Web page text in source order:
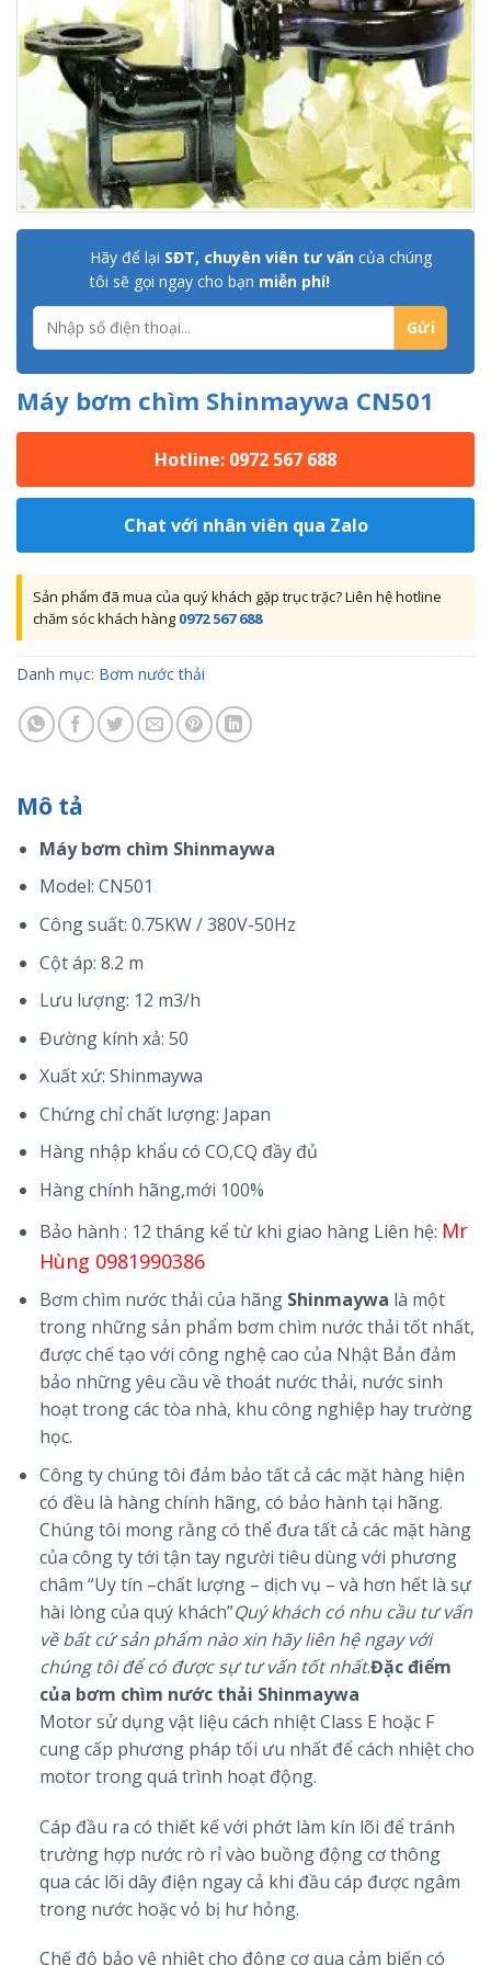
Hãy để lại SĐT, chuyên viên tư vấn của chúng
tôi sẽ gọi ngay cho bạn miễn phí!
Máy bơm chìm Shinmaywa CN501
Hotline: 0972 567 688
Chat với nhân viên qua Zalo
Sản phẩm đã mua của quý khách gặp trục trặc? Liên hệ hotline
chăm sóc khách hàng 0972 567 688
Danh mục: Bơm nước thải
Mô tả
Máy bơm chìm Shinmaywa
Model: CN501
Công suất: 0.75KW / 380V-50Hz
Cột áp: 8.2 m
Lưu lượng: 12 m3/h
Đường kính xả: 50
Xuất xứ: Shinmaywa
Chứng chỉ chất lượng: Japan
Hàng nhập khẩu có CO,CQ đầy đủ
Hàng chính hãng,mới 100%
Bảo hành : 12 tháng kể từ khi giao hàng Liên hệ: Mr
Hùng 0981990386
Bơm chìm nước thải của hãng Shinmaywa là một
trong những sản phẩm bơm chìm nước thải tốt nhất,
được chế tạo với công nghệ cao của Nhật Bản đảm
bảo những yêu cầu về thoát nước thải, nước sinh
hoạt trong các tòa nhà, khu công nghiệp hay trường
học.
Công ty chúng tôi đảm bảo tất cả các mặt hàng hiện
có đều là hàng chính hãng, có bảo hành tại hãng.
Chúng tôi mong rằng có thể đưa tất cả các mặt hàng
của công ty tới tận tay người tiêu dùng với phương
châm “Uy tín –chất lượng – dịch vụ – và hơn hết là sự
hài lòng của quý khách”Quý khách có nhu cầu tư vấn
về bất cứ sản phẩm nào xin hãy liên hệ ngay với
chúng tôi để có được sự tư vấn tốt nhất.Đặc điểm
của bơm chìm nước thải Shinmaywa
Motor sử dụng vật liệu cách nhiệt Class E hoặc F
cung cấp phương pháp tối ưu nhất để cách nhiệt cho
motor trong quá trình hoạt động.
Cáp đầu ra có thiết kế với phớt làm kín lõi để tránh
trường hợp nước rò rỉ vào buồng động cơ thông
qua các lõi dây điện ngay cả khi đầu cáp được ngâm
trong nước hoặc vỏ bị hư hỏng.
Chế độ bảo vệ nhiệt cho động cơ qua cảm biến có